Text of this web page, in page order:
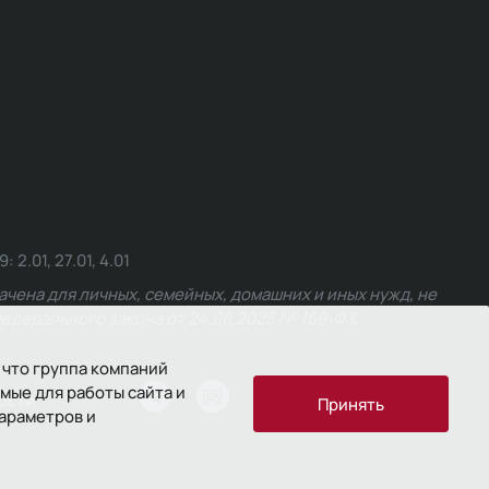
группа компаний
для работы сайта и
и
Принять
27.01, 4.01
для личных, семейных, домашних и иных нужд, не